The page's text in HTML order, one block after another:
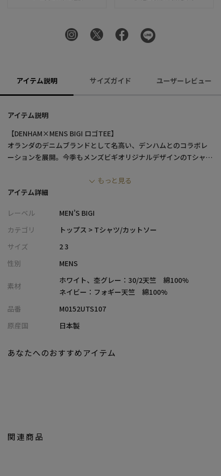
アイテム説明 サイズガイド ユーザーレビュー
アイテム説明
【DENHAM×MENS BIGI ロゴTEE】
オランダのデニムブランドとして名高い、デンハムとのコラボレ
ーションを展開。今季もメンズビギオリジナルデザインのTシャツ
【デザイン/素材】
薄いフェルト素材をDENHAMロゴで表現し、配色カラーステッチ
を施したグラフィックが特徴的です。
れ、Tシャツにスウェット型の魅力を落とし込んだデザインとなっ
ています。
衿伏せにはDENHAMとMENS BIGI ダブルネームのプリント入りテ
ープを施しているのも注目ポイント。また、ホワイトカラーは透
細かい配慮もされています。
バランスの良いスタイリングに決まるベーシックなクルーネック
ラーは、汎用性の高い「ホワイト」「ネイビー」に加え、深みの
もっと見る
アイテム詳細
レーベル
MEN’S BIGI
カテゴリ
トップス > Tシャツ/カットソー
サイズ
2 3
性別
MENS
素材
ホワイト、杢グレー：30/2天竺 綿100%
ネイビー：フォギー天竺 綿100%
品番
M0152UTS107
原産国
日本製
関連商品
あなたへのおすすめアイテム